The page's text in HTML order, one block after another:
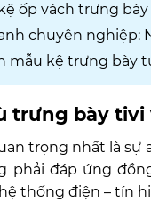
ốp vách trưng
chuyên nghiệp:
mẫu kệ trưng bày
trưng bày
trọng nhất là
phải đáp ứng
thống điện – tín